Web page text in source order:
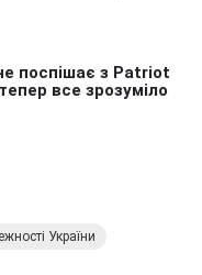
України